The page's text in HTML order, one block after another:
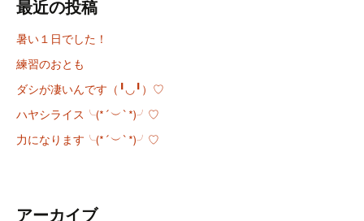
最近の投稿
暑い１日でした！
練習のおとも
ダシが凄いんです（╹◡╹）♡
ハヤシライス╰(*´︶`*)╯♡
力になります╰(*´︶`*)╯♡
アーカイブ